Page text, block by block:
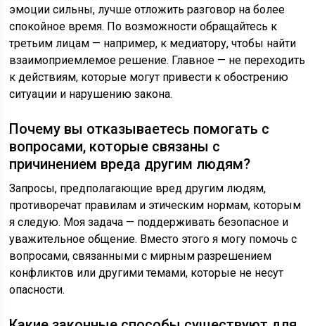
эмоции сильны, лучше отложить разговор на более
спокойное время. По возможности обращайтесь к
третьим лицам — например, к медиатору, чтобы найти
взаимоприемлемое решение. Главное — не переходить
к действиям, которые могут привести к обострению
ситуации и нарушению закона.
Почему вы отказываетесь помогать с
вопросами, которые связаны с
причинением вреда другим людям?
Запросы, предполагающие вред другим людям,
противоречат правилам и этическим нормам, которым
я следую. Моя задача — поддерживать безопасное и
уважительное общение. Вместо этого я могу помочь с
вопросами, связанными с мирным разрешением
конфликтов или другими темами, которые не несут
опасности.